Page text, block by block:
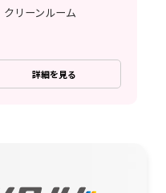
リーンルーム
詳細を見る